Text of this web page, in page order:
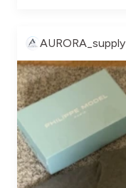
AURORA_supply